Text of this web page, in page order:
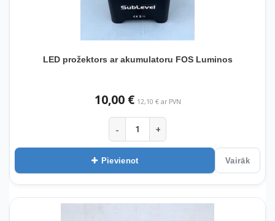
LED prožektors ar akumulatoru FOS Luminos
10,00 € 12,10 € ar PVN
- +
Pievienot Vairāk